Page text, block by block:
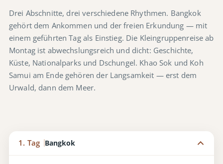
Drei Abschnitte, drei verschiedene Rhythmen. Bangkok
gehört dem Ankommen und der freien Erkundung — mit
einem geführten Tag als Einstieg. Die Kleingruppenreise ab
Montag ist abwechslungsreich und dicht: Geschichte,
Küste, Nationalparks und Dschungel. Khao Sok und Koh
Samui am Ende gehören der Langsamkeit — erst dem
Urwald, dann dem Meer.
1. Tag Bangkok